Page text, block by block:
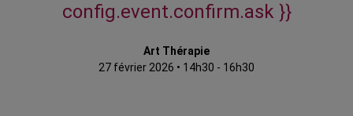
config.event.confirm.ask }}
Art Thérapie
27 février 2026 • 14h30 - 16h30